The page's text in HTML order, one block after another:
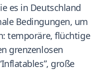
es in Deutschland
Bedingungen, um
temporäre, flüchtige
grenzenlosen
große